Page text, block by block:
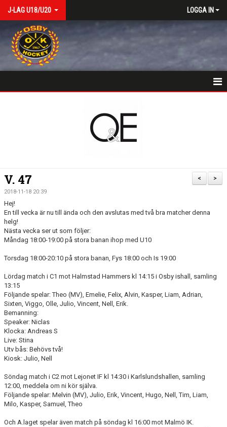
J-LAG U18/U20 LOGGA IN
TRUPPEN
BILDGALLERI
DOKUMENT
KONTAKT
>
<
V. 47
2018-11-18 20:39
Hej!
En till vecka är nu till ända och den avslutas med två bra matcher denna
helg!
Nästa vecka ser ut som följer:
Måndag 18:00-19:00 på stora banan ihop med U10
Torsdag 18:00-20:10 på stora banan, Fys 18:00 och Is 19:00
Lördag match i C1 mot Halmstad Hammers kl 14:15 i Osby ishall, samling
13:15
Följande spelar: Theo (MV), Emelie, Felix, Alvin, Kasper, Liam, Adrian,
Sixten, Viggo, Olle, Julio, Vincent, Nell, Erik.
Bemanning:
Speaker: Niclas
Klocka: Andreas S
Live: Stina
Utv bås: Behövs två!
Kiosk: Julio, Nell
Söndag match i C2 mot Lejonet IF kl 14:30 i Karlslundshallen, samling
12:00, meddela om ni kör själva.
Följande spelar: Melvin (MV), Julio, Erik, Vincent, Hugo, Nell, Tim, Liam,
Milo, Kasper, Samuel, Theo
Och A.laget spelar även match på söndag kl 16:00 mot Malmö IK.